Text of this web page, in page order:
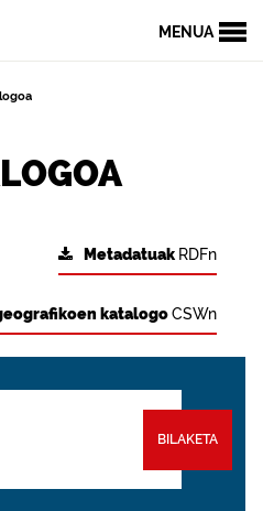
MENUA
Metadatuak RDFn
katalogoCSWn
BILAKETA